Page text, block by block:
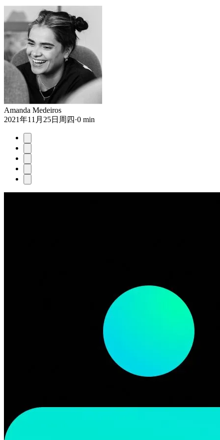
Amanda Medeiros
2021年11月25日周四·0 min